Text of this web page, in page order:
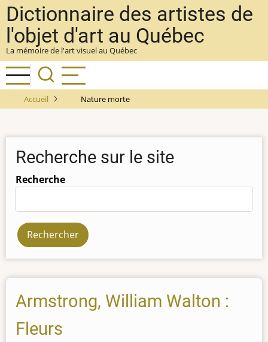
Aller
au
contenu
principal
Dictionnaire des artistes de
l'objet d'art au Québec
La mémoire de l'art visuel au Québec
Accueil Nature morte
Recherche sur le site
Recherche
Armstrong, William Walton :
Fleurs